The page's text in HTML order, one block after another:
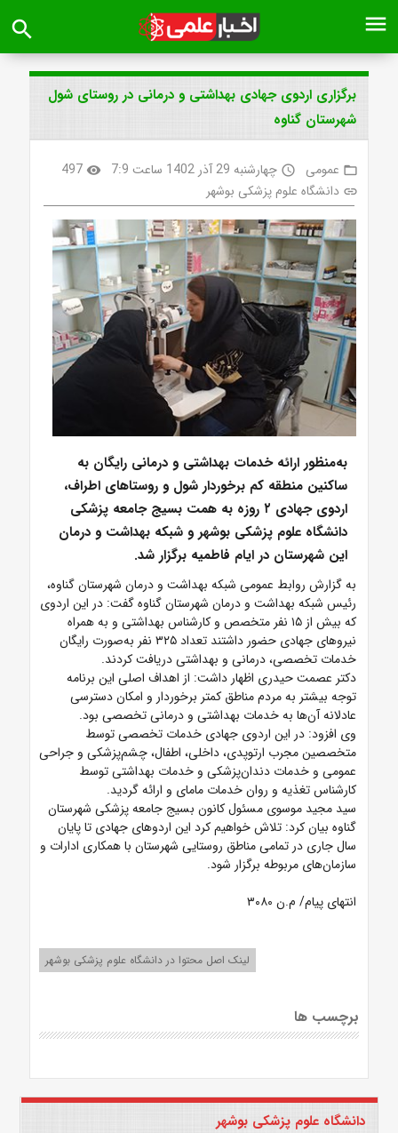
menu
search
برگزاری اردوی جهادی بهداشتی و درمانی در روستای شول
شهرستان گناوه
folder_open عمومی access_time چهارشنبه 29 آذر 1402 ساعت 7:9 visibility
497
link دانشگاه علوم پزشکی بوشهر
به‌منظور ارائه خدمات بهداشتی و درمانی رایگان به
ساکنین منطقه کم برخوردار شول و روستاهای اطراف،
اردوی جهادی ۲ روزه به همت بسیج جامعه پزشکی
دانشگاه علوم پزشکی بوشهر و شبکه بهداشت و درمان
این شهرستان در ایام فاطمیه برگزار شد.
به گزارش روابط عمومی شبکه بهداشت و درمان شهرستان گناوه،
رئیس شبکه بهداشت و درمان شهرستان گناوه گفت: در این اردوی
که بیش از ۱۵ نفر متخصص و کارشناس بهداشتی و به همراه
نیروهای جهادی حضور داشتند تعداد ۳۲۵ نفر به‌صورت رایگان
خدمات تخصصی، درمانی و بهداشتی دریافت کردند.
دکتر عصمت حیدری اظهار داشت: از اهداف اصلی این برنامه
توجه بیشتر به مردم مناطق کمتر برخوردار و امکان دسترسی
عادلانه آن‌ها به خدمات بهداشتی و درمانی تخصصی بود.
وی افزود: در این اردوی جهادی خدمات تخصصی توسط
متخصصین مجرب ارتوپدی، داخلی، اطفال، چشم‌پزشکی و جراحی
عمومی و خدمات دندان‌پزشکی و خدمات بهداشتی توسط
کارشناس تغذیه و روان خدمات مامای و ارائه گردید.
سید مجید موسوی مسئول کانون بسیج جامعه پزشکی شهرستان
گناوه بیان کرد: تلاش خواهیم کرد این اردوهای جهادی تا پایان
سال جاری در تمامی مناطق روستایی شهرستان با همکاری ادارات و
سازمان‌های مربوطه برگزار شود.
انتهای پیام/ م.ن ۳۰۸۰
لینک اصل محتوا در دانشگاه علوم پزشکی بوشهر
برچسب ها
دانشگاه علوم پزشکی بوشهر